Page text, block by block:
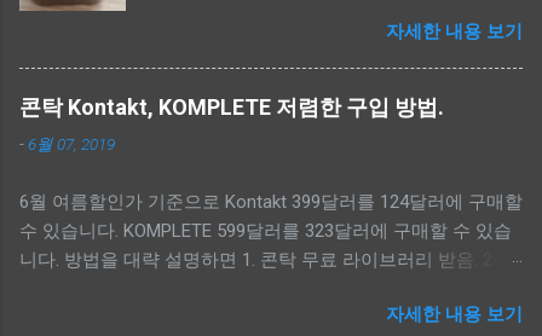
튼 클릭. --------------------------- - 펌웨어 다운로드. -----------
---------------- 아래 2가지 방법중에 하나를 선택해 다운로드
받으면 됩니다. --
https://mirrors.lolinet.com/firmware/lenowow/2024/Idea_Tab_
https://pcsupport.lenovo.com/py/ko/rescue-and-smart-
Rescue - Input Serial Number - HAHAHAHA 입력 - Select your
model from a list - TB373FU 검색 다운로드 받은 펌웨어 위치.
폴더는 soft...
////////////////////////////////////////// 샤오신 패드 12.7
2025 사용 후기 가격 및 구성 직구 가격: 본체
185,000원, 펜 22,000원 (총 207,000원) 장점 - 품
질 가격을 떠나서 전체적으로 마감과 외관이 매
적인 사용에서는 체감 성 능 차이가 거의 없습니
다. 단점 - 반글화 문제 반글화 처리가 번거롭고,
소프트웨어 업데이트 시 다시 원상복구되는 경
막는 방법도 있지만, 이 역시 번거롭습니다. - 화
자세한 내용 보기
콘탁 Kontakt, KOMPLETE 저렴한 구입 방법.
-6월 07, 2019
6월 여름할인가 기준으로 Kontakt 399달러를 124달러에 구매할
수 있습니다. KOMPLETE 599달러를 323달러에 구매할 수 있습
니다. 방법을 대략 설명하면 1. 콘탁 무료 라이브러리 받음. 2.
Crossgrade로 구매.(6월 여름할인으로 124달러) 4. KOMPLETE
자세한 내용 보기